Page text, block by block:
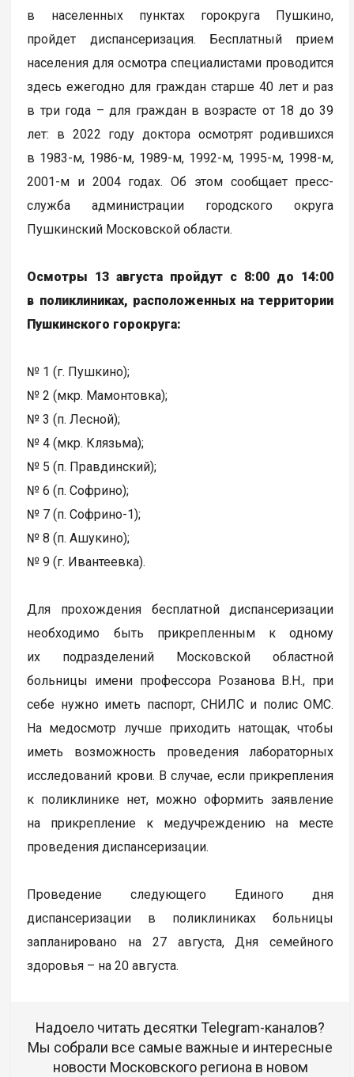
в населенных пунктах горокруга Пушкино,
пройдет диспансеризация. Бесплатный прием
населения для осмотра специалистами проводится
здесь ежегодно для граждан старше 40 лет и раз
в три года – для граждан в возрасте от 18 до 39
лет: в 2022 году доктора осмотрят родившихся
в 1983-м, 1986-м, 1989-м, 1992-м, 1995-м, 1998-м,
2001-м и 2004 годах. Об этом сообщает пресс-
служба администрации городского округа
Пушкинский Московской области.
Осмотры 13 августа пройдут с 8:00 до 14:00
в поликлиниках, расположенных на территории
Пушкинского горокруга:
№ 1 (г. Пушкино);
№ 2 (мкр. Мамонтовка);
№ 3 (п. Лесной);
№ 4 (мкр. Клязьма);
№ 5 (п. Правдинский);
№ 6 (п. Софрино);
№ 7 (п. Софрино-1);
№ 8 (п. Ашукино);
№ 9 (г. Ивантеевка).
Для прохождения бесплатной диспансеризации
необходимо быть прикрепленным к одному
их подразделений Московской областной
больницы имени профессора Розанова В.Н., при
себе нужно иметь паспорт, СНИЛС и полис ОМС.
На медосмотр лучше приходить натощак, чтобы
иметь возможность проведения лабораторных
исследований крови. В случае, если прикрепления
к поликлинике нет, можно оформить заявление
на прикрепление к медучреждению на месте
проведения диспансеризации.
Проведение следующего Единого дня
диспансеризации в поликлиниках больницы
запланировано на 27 августа, Дня семейного
здоровья – на 20 августа.
Надоело читать десятки Telegram-каналов?
Мы собрали все самые важные и интересные
новости Московского региона в новом